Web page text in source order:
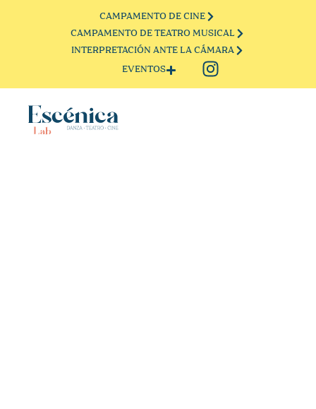
CAMPAMENTO DE CINE
CAMPAMENTO DE TEATRO MUSICAL
INTERPRETACIÓN ANTE LA CÁMARA
EVENTOS